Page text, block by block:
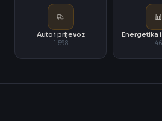
Auto i prijevoz
1.598
Energetika
46